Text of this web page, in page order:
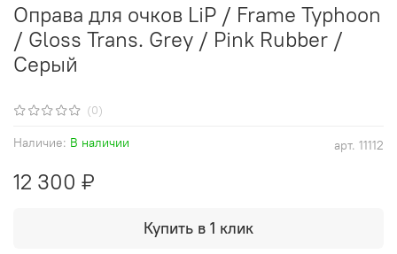
(0)
арт. 11112
Наличие: В наличии
Оправа для очков LiP / Frame Typhoon
/ Gloss Trans. Grey / Pink Rubber /
Серый
12 300 ₽
Купить в 1 клик